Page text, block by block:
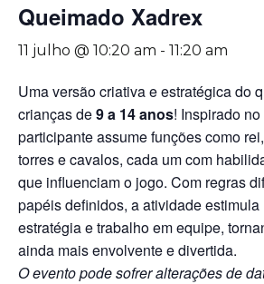
Queimado Xadrex
11 julho @ 10:20 am - 11:20 am
Uma versão criativa e estratégica do
crianças de9 a 14 anos! Inspirado
participante assume funções como
torres e cavalos, cada um com
que influenciam o jogo. Com regras
papéis definidos, a atividade estimula
estratégia e trabalho em equipe,
ainda mais envolvente e divertida.
O evento pode sofrer alterações de